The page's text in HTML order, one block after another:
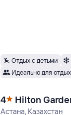
Отдых с детьми
Идеально для
4 Hilton
Астана, Казахстан